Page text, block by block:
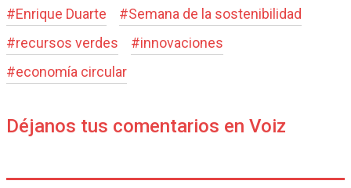
#Enrique Duarte #Semana de la sostenibilidad
#recursos verdes #innovaciones
#economía circular
Déjanos tus comentarios en Voiz